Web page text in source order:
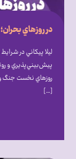
در روزهاي
ليلا پيكاني در
پيش‌بيني‌پذيري و
روزهاي نخست جنگ و
[…]